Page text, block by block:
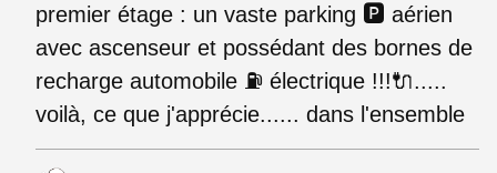
premier étage : un vaste parking 🅿️ aérien
avec ascenseur et possédant des bornes de
recharge automobile ⛽ électrique !!!🔌.....
voilà, ce que j'apprécie...... dans l'ensemble